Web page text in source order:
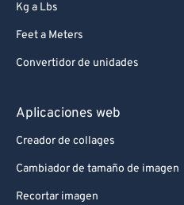
Kg a Lbs
Feet a Meters
Convertidor de unidades
Aplicaciones web
Creador de collages
Cambiador de tamaño de imagen
Recortar imagen